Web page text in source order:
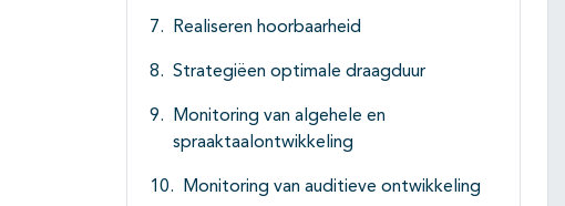
Realiseren hoorbaarheid
Strategiëen optimale draagduur
Monitoring van algehele en
spraaktaalontwikkeling
Monitoring van auditieve ontwikkeling